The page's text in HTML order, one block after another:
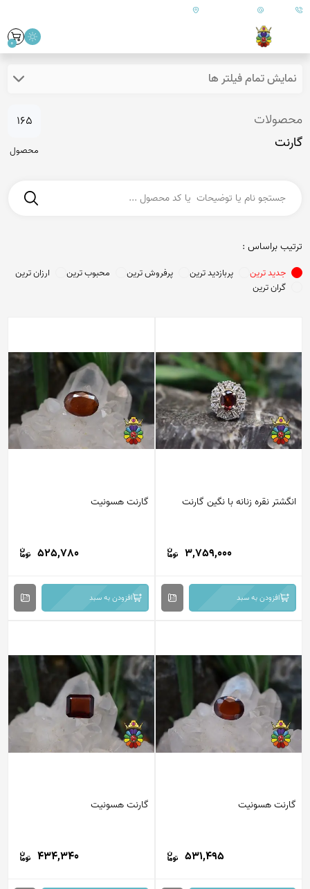
09179890157 ایران - فارس - کازرون
0
نمایش تمام فیلتر ها
محصولات
گارنت
165
محصول
ترتیب براساس :
جدید ترین پربازدید ترین پرفروش ترین محبوب ترین
ارزان ترین
گران ترین
انگشتر نقره زنانه با نگین گارنت
3,759,000
افزودن به سبد
گارنت هسونیت
525,780
افزودن به سبد
گارنت هسونیت
531,495
گارنت هسونیت
434,340